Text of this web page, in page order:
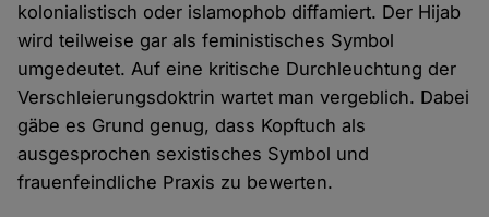
kolonialistisch oder islamophob diffamiert. Der Hijab
wird teilweise gar als feministisches Symbol
umgedeutet. Auf eine kritische Durchleuchtung der
Verschleierungsdoktrin wartet man vergeblich. Dabei
gäbe es Grund genug, dass Kopftuch als
ausgesprochen sexistisches Symbol und
frauenfeindliche Praxis zu bewerten.